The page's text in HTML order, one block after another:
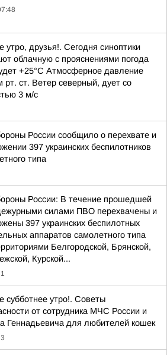
утро, друзья!. Сегодня синоптики
облачную с прояснениями погода
+25°С Атмосферное давление
рт. ст. Ветер северный, дует со
3 м/с
России сообщило о перехвате и
397 украинских беспилотников
типа
России: В течение прошедшей
силами ПВО перехвачены и
397 украинских беспилотных
аппаратов самолетного типа
Белгородской, Брянской,
Курской...
субботнее утро!. Советы
от сотрудника МЧС России и
Геннадьевича для любителей кошек